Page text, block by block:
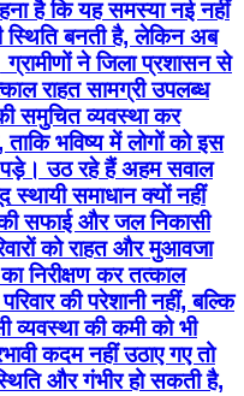
है कि यह समस्या नई नहीं
स्थिति बनती है, लेकिन अब
ने जिला प्रशासन से
राहत सामग्री उपलब्ध
समुचित व्यवस्था कर
भविष्य में लोगों को इस
पड़े। उठ रहे हैं अहम सवाल
समाधान क्यों नहीं
सफाई और जल निकासी
को राहत और मुआवजा
निरीक्षण कर तत्काल
की परेशानी नहीं, बल्कि
व्यवस्था की कमी को भी
कदम नहीं उठाए गए तो
और गंभीर हो सकती है,